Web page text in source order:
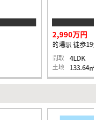
2,990万円
的場駅 徒歩19
間取 4LDK
土地 133.64㎡